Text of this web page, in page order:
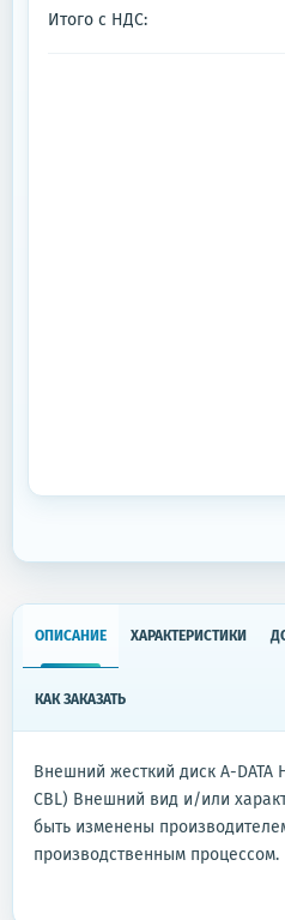
Итого с НДС:
ОПИСАНИЕ ХАРАКТЕРИСТИКИ
КАК ЗАКАЗАТЬ
Внешний жесткий диск A-DATA
CBL) Внешний вид и/или
быть изменены
производственным процессом.